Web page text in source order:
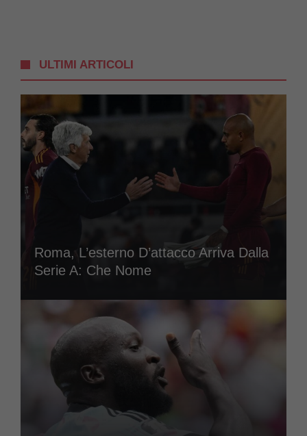
ULTIMI ARTICOLI
Roma, L’esterno D’attacco Arriva Dalla
Serie A: Che Nome